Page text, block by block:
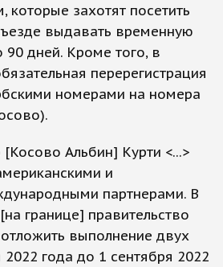
которые захотят посетить
выдавать временную
90 дней. Кроме того, в
перерегистрация
номерами на номера
Альбин] Курти <...>
и
партнерами. В
границе] правительство
выполнение двух
года до 1 сентября 2022